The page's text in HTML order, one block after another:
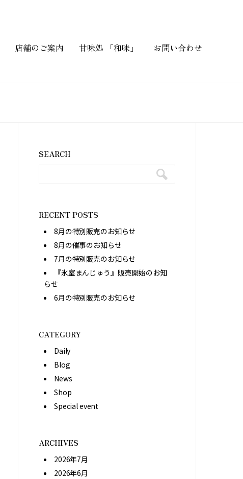
店舗のご案内 甘味処 「和味」 お問い合わせ
SEARCH
RECENT POSTS
8月の特別販売のお知らせ
8月の催事のお知らせ
7月の特別販売のお知らせ
『氷室まんじゅう』販売開始のお知
らせ
6月の特別販売のお知らせ
CATEGORY
Daily
Blog
News
Shop
Special event
ARCHIVES
2026年7月
2026年6月